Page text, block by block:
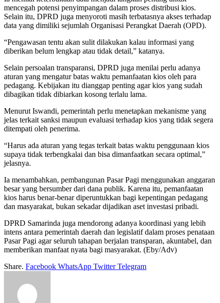
mencegah potensi penyimpangan dalam proses distribusi kios.
Selain itu, DPRD juga menyoroti masih terbatasnya akses terhadap
data yang dimiliki sejumlah Organisasi Perangkat Daerah (OPD).
“Pengawasan tentu akan sulit dilakukan kalau informasi yang
diberikan belum lengkap atau tidak detail,” katanya.
Selain persoalan transparansi, DPRD juga menilai perlu adanya
aturan yang mengatur batas waktu pemanfaatan kios oleh para
pedagang. Kebijakan itu dianggap penting agar kios yang sudah
dibagikan tidak dibiarkan kosong terlalu lama.
Menurut Iswandi, pemerintah perlu menetapkan mekanisme yang
jelas terkait sanksi maupun evaluasi terhadap kios yang tidak segera
ditempati oleh penerima.
“Harus ada aturan yang tegas terkait batas waktu penggunaan kios
supaya tidak terbengkalai dan bisa dimanfaatkan secara optimal,”
jelasnya.
Ia menambahkan, pembangunan Pasar Pagi menggunakan anggaran
besar yang bersumber dari dana publik. Karena itu, pemanfaatan
kios harus benar-benar diperuntukkan bagi kepentingan pedagang
dan masyarakat, bukan sekadar dijadikan aset investasi pribadi.
DPRD Samarinda juga mendorong adanya koordinasi yang lebih
intens antara pemerintah daerah dan legislatif dalam proses penataan
Pasar Pagi agar seluruh tahapan berjalan transparan, akuntabel, dan
memberikan manfaat nyata bagi masyarakat. (Eby/Adv)
Share. Facebook WhatsApp Twitter Telegram